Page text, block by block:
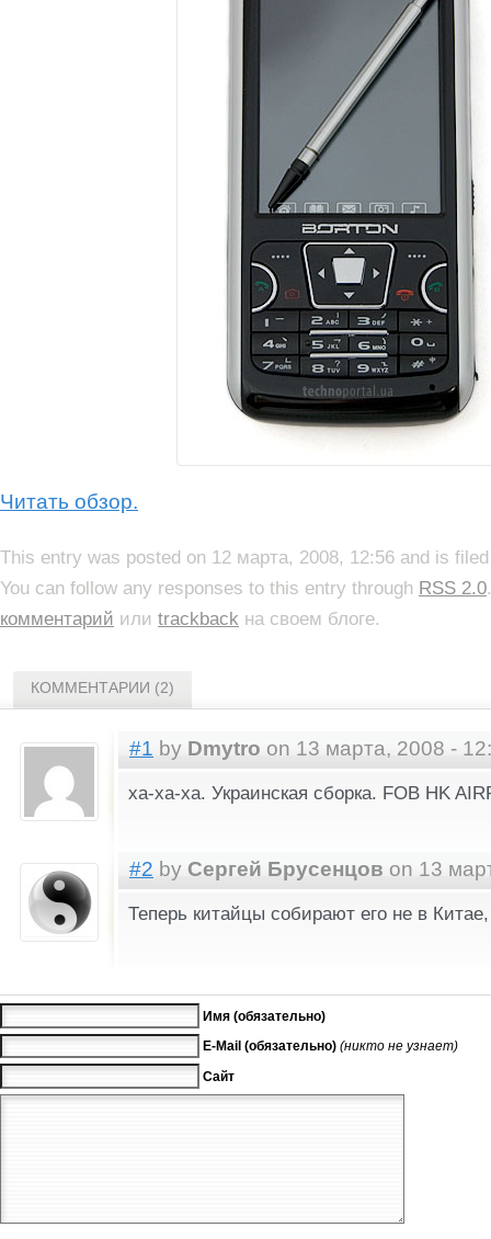
Читать обзор.
This entry was posted on 12 марта, 2008, 12:56 and is
You can follow any responses to this entry through RSS 2.0
комментарий или trackback на своем блоге.
КОММЕНТАРИИ (2)
#1 by Dmytro on 13 марта, 2008 -
ха-ха-ха. Украинская сборка. FOB HK
#2 by Сергей Брусенцов on 13
Теперь китайцы собирают его не в
Имя (обязательно)
E-Mail (обязательно) (никто не узнает)
Сайт